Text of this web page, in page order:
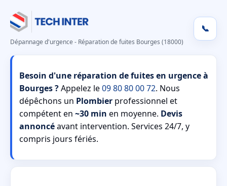
Dépannage d'urgence - Réparation de fuites Bourges (18000)
📞
Besoin d'une réparation de fuites en urgence à
Bourges ?Appelez le09 80 80 00 72. Nous
dépêchons un Plombier professionnel et
compétent en ~30 min en moyenne. Devis
annoncéavant intervention. Services 24/7, y
compris jours fériés.